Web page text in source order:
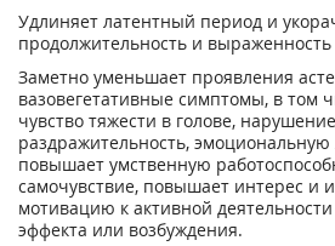
Удлиняет латентный период и
продолжительность и выраженность
Заметно уменьшает проявления
вазовегетативные симптомы, в том
чувство тяжести в голове,
раздражительность, эмоциональную
повышает умственную
самочувствие, повышает интерес и
мотивацию к активной деятельности
эффекта или возбуждения.